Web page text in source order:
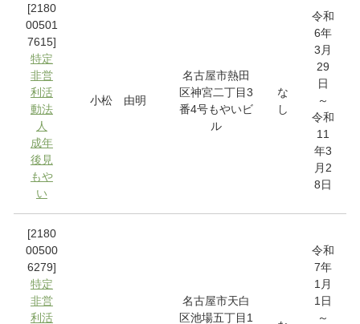
[2180
00501
7615]
特定
非営
利活
動法
人
成年
後見
もや
い
小松 由明
名古屋市熱田
区神宮二丁目3
番4号もやいビ
ル
な
し
令和
6年
3月
29
日
～
令和
11
年3
月2
8日
[2180
00500
6279]
特定
非営
利活
名古屋市天白
区池場五丁目1
令和
7年
1月
1日
～